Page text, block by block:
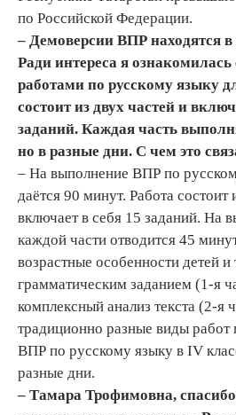
по Российской Федерации.
– Демоверсии ВПР находятся
Ради интереса я
работами по русскому языку
состоит из двух частей и
заданий. Каждая часть
но в разные дни. С чем это
– На выполнение ВПР по
даётся 90 минут. Работа состоит
включает в себя 15 заданий. На
каждой части отводится 45
возрастные особенности детей и
грамматическим заданием (1-я
комплексный анализ текста (2-я
традиционно разные виды работ
ВПР по русскому языку в IV
разные дни.
– Тамара Трофимовна,